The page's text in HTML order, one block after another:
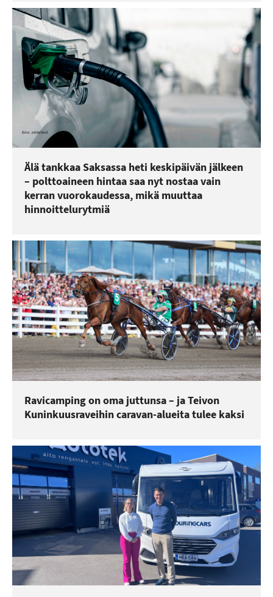
Älä tankkaa Saksassa heti keskipäivän jälkeen
– polttoaineen hintaa saa nyt nostaa vain
kerran vuorokaudessa, mikä muuttaa
hinnoittelurytmiä
Ravicamping on oma juttunsa – ja Teivon
Kuninkuusraveihin caravan-alueita tulee kaksi